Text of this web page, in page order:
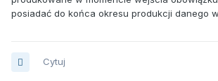
posiadać do końca okresu produkcji danego
Cytuj